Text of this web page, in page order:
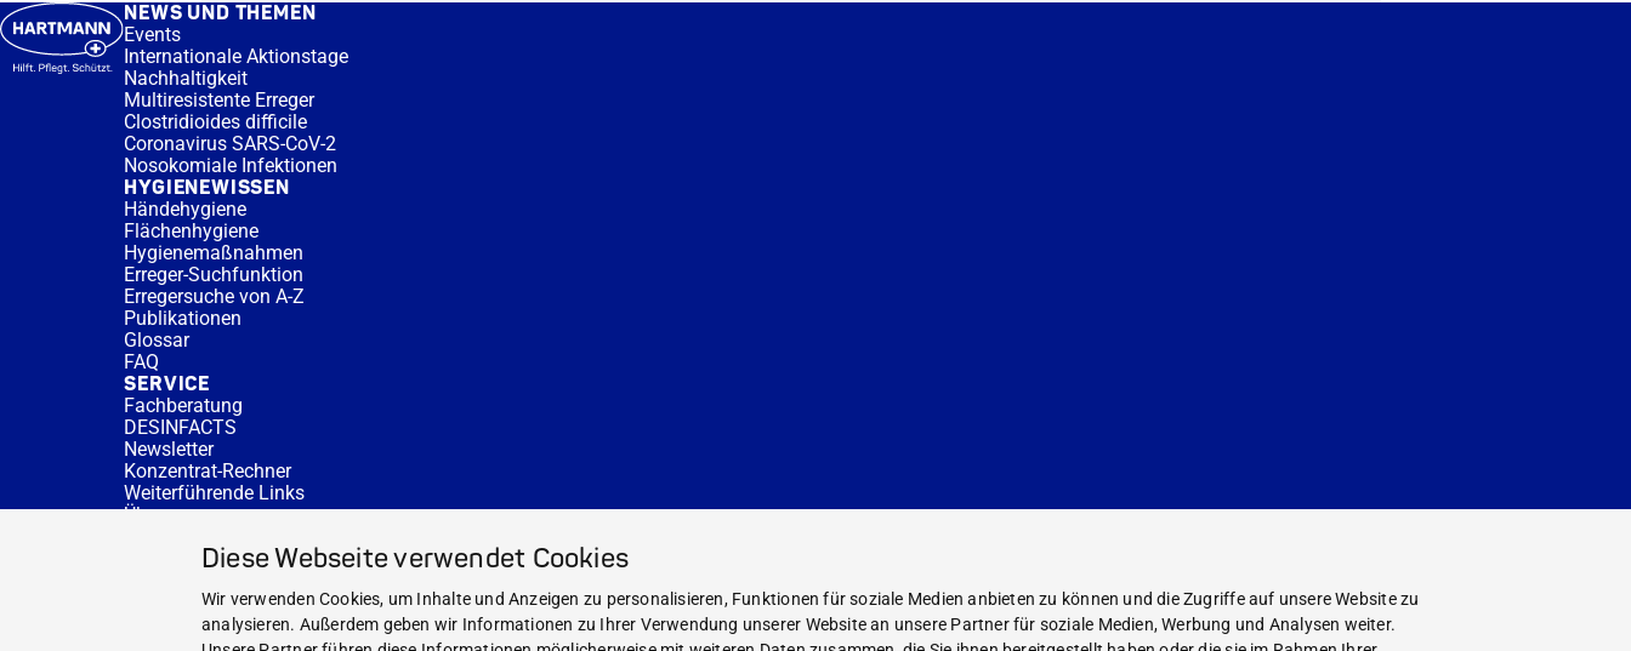
Diese Webseite verwendet Cookies
Wir verwenden Cookies, um Inhalte und Anzeigen zu personalisieren, Funktionen für soziale Medien anbieten zu können und die Zugriffe auf unsere Website zu
analysieren. Außerdem geben wir Informationen zu Ihrer Verwendung unserer Website an unsere Partner für soziale Medien, Werbung und Analysen weiter.
NEWS UND THEMEN
Events
Internationale Aktionstage
Nachhaltigkeit
Multiresistente Erreger
Clostridioides difficile
Coronavirus SARS-CoV-2
Nosokomiale Infektionen
HYGIENEWISSEN
Händehygiene
Flächenhygiene
Hygienemaßnahmen
Erreger-Suchfunktion
Erregersuche von A-Z
Publikationen
Glossar
FAQ
SERVICE
Fachberatung
DESINFACTS
Newsletter
Konzentrat-Rechner
Weiterführende Links
Über uns
NEWS UND THEMEN
HYGIENEWISSEN
SERVICE